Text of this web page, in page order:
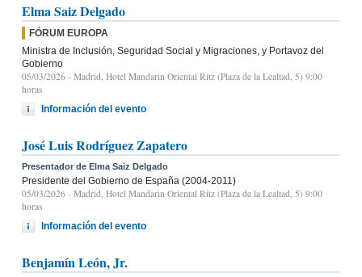
Elma Saiz Delgado
FÓRUM EUROPA
Ministra de Inclusión, Seguridad Social y Migraciones, y Portavoz del
Gobierno
05/03/2026 - Madrid, Hotel Mandarin Oriental Ritz (Plaza de la Lealtad, 5) 9:00
horas
Información del evento
José Luis Rodríguez Zapatero
Presentador de Elma Saiz Delgado
Presidente del Gobierno de España (2004-2011)
05/03/2026 - Madrid, Hotel Mandarin Oriental Ritz (Plaza de la Lealtad, 5) 9:00
horas
Información del evento
Benjamín León, Jr.